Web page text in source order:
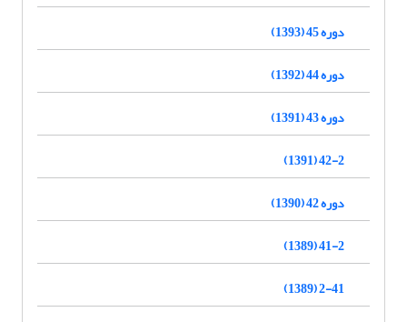
دوره 45 (1393)
دوره 44 (1392)
دوره 43 (1391)
42-2 (1391)
دوره 42 (1390)
41-2 (1389)
2-41 (1389)